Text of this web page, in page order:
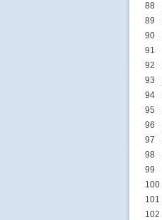
88
89
90
91
92
93
94
95
96
97
98
99
100
101
102